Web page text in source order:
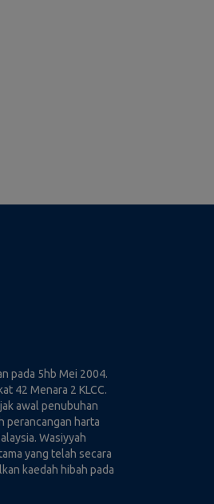
pada 5hb Mei 2004.
42 Menara 2 KLCC.
awal penubuhan
perancangan harta
Wasiyyah
yang telah secara
kaedah hibah pada